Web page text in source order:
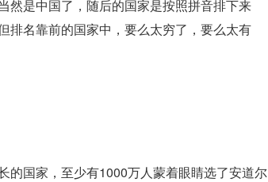
然是中国了，随后的国家是按照拼音排下来
排名靠前的国家中，要么太穷了，要么太有
的国家，至少有1000万人蒙着眼睛选了安道尔